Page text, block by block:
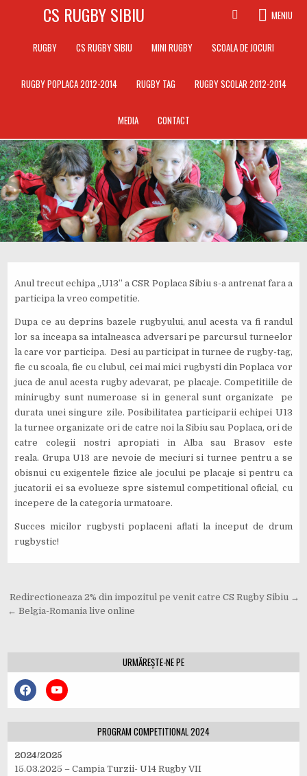
CS RUGBY SIBIU MENIU
RUGBY CS RUGBY SIBIU MINI RUGBY SCOALA DE JOCURI
RUGBY POPLACA 2012-2014 RUGBY TAG RUGBY SCOLAR 2012-2014
MEDIA CONTACT
Anul trecut echipa „U13” a CSR Poplaca Sibiu s-a antrenat fara a
participa la vreo competitie.
Dupa ce au deprins bazele rugbyului, anul acesta va fi randul
lor sa inceapa sa intalneasca adversari pe parcursul turneelor
la care vor participa. Desi au participat in turnee de rugby-tag,
fie cu scoala, fie cu clubul, cei mai mici rugbysti din Poplaca vor
juca de anul acesta rugby adevarat, pe placaje. Competitiile de
minirugby sunt numeroase si in general sunt organizate pe
durata unei singure zile. Posibilitatea participarii echipei U13
la turnee organizate ori de catre noi la Sibiu sau Poplaca, ori de
catre colegii nostri apropiati in Alba sau Brasov este
reala. Grupa U13 are nevoie de meciuri si turnee pentru a se
obisnui cu exigentele fizice ale jocului pe placaje si pentru ca
jucatorii ei sa evolueze spre sistemul competitional oficial, cu
incepere de la categoria urmatoare.
Succes micilor rugbysti poplaceni aflati la inceput de drum
rugbystic!
Navigare
în
Redirectioneaza 2% din impozitul pe venit catre CS Rugby Sibiu →
← Belgia-Romania live online
URMĂREȘTE-NE PE
PROGRAM COMPETITIONAL 2024
2024/2025
15.03.2025 – Campia Turzii- U14 Rugby VII